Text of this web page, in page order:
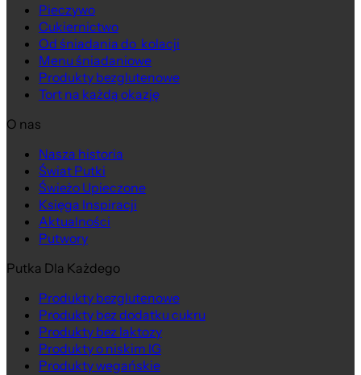
Pieczywo
Cukiernictwo
Od śniadania do kolacji
Menu śniadaniowe
Produkty bezglutenowe
Tort na każdą okazję
O nas
Nasza historia
Świat Putki
Świeżo Upieczone
Księga Inspiracji
Aktualności
Putwory
Putka Dla Każdego
Produkty bezglutenowe
Produkty bez dodatku cukru
Produkty bez laktozy
Produkty o niskim IG
Produkty wegańskie